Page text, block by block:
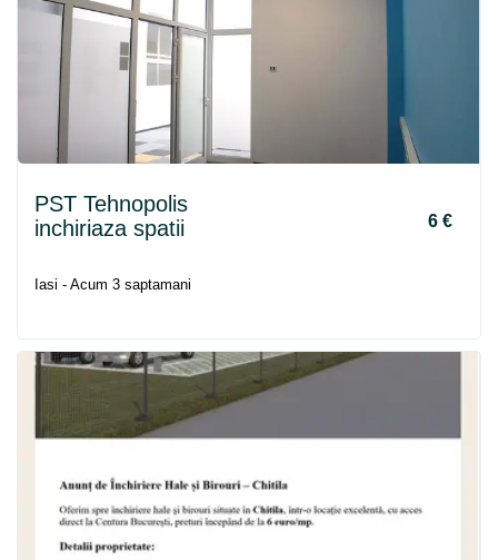
PST Tehnopolis
inchiriaza spatii
6 €
Iasi - Acum 3 saptamani